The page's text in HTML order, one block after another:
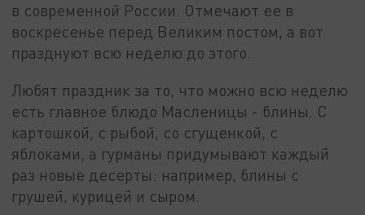
в современной России. Отмечают ее в
воскресенье перед Великим постом, а вот
празднуют всю неделю до этого.
Любят праздник за то, что можно всю неделю
есть главное блюдо Масленицы - блины. С
картошкой, с рыбой, со сгущенкой, с
яблоками, а гурманы придумывают каждый
раз новые десерты: например, блины с
грушей, курицей и сыром.